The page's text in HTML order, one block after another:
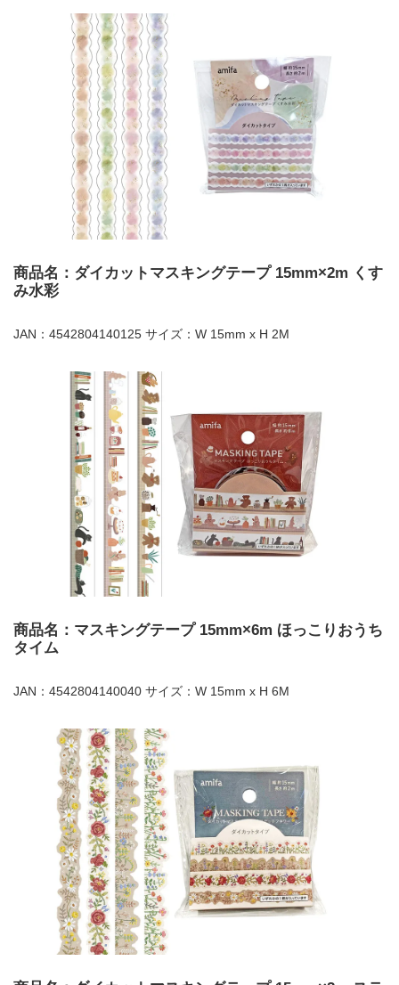
商品名：ダイカットマスキングテープ 15mm×2m くす
み水彩
JAN：4542804140125 サイズ：W 15mm x H 2M
商品名：マスキングテープ 15mm×6m ほっこりおうち
タイム
JAN：4542804140040 サイズ：W 15mm x H 6M